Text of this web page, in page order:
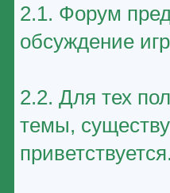
2.1. Форум
обсуждение
2.2. Для тех
темы,
приветствуется.